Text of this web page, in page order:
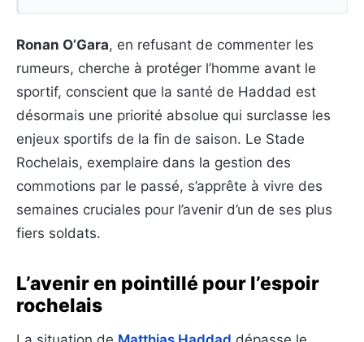
Ronan O’Gara, en refusant de commenter les
rumeurs, cherche à protéger l’homme avant le
sportif, conscient que la santé de Haddad est
désormais une priorité absolue qui surclasse les
enjeux sportifs de la fin de saison. Le Stade
Rochelais, exemplaire dans la gestion des
commotions par le passé, s’apprête à vivre des
semaines cruciales pour l’avenir d’un de ses plus
fiers soldats.
L’avenir en pointillé pour l’espoir
rochelais